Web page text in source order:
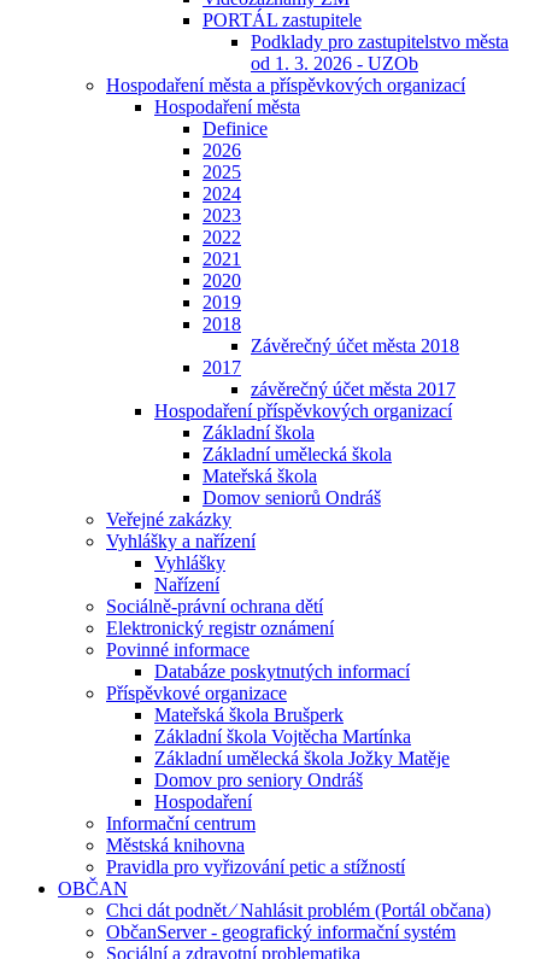
PORTÁL zastupitele
Podklady pro zastupitelstvo města
od 1. 3. 2026 - UZOb
Hospodaření města a příspěvkových organizací
Hospodaření města
Definice
2026
2025
2024
2023
2022
2021
2020
2019
2018
Závěrečný účet města 2018
2017
závěrečný účet města 2017
Hospodaření příspěvkových organizací
Základní škola
Základní umělecká škola
Mateřská škola
Domov seniorů Ondráš
Veřejné zakázky
Vyhlášky a nařízení
Vyhlášky
Nařízení
Sociálně-právní ochrana dětí
Elektronický registr oznámení
Povinné informace
Databáze poskytnutých informací
Příspěvkové organizace
Mateřská škola Brušperk
Základní škola Vojtěcha Martínka
Základní umělecká škola Jožky Matěje
Domov pro seniory Ondráš
Hospodaření
Informační centrum
Městská knihovna
Pravidla pro vyřizování petic a stížností
OBČAN
Chci dát podnět ⁄ Nahlásit problém (Portál občana)
ObčanServer - geografický informační systém
Sociální a zdravotní problematika